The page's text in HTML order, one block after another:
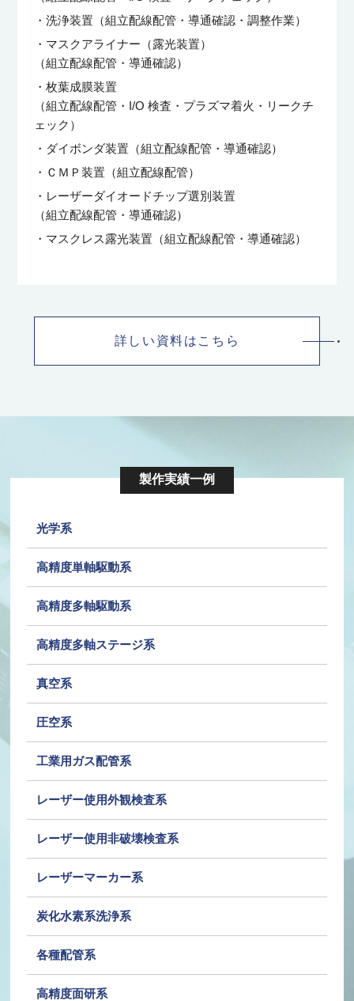
・洗浄装置（組立配線配管・導通確認・調整作業）
・マスクアライナー（露光装置）
（組立配線配管・導通確認）
・枚葉成膜装置
（組立配線配管・I/O 検査・プラズマ着火・リークチ
ェック）
・ダイボンダ装置（組立配線配管・導通確認）
・ＣＭＰ装置（組立配線配管）
・レーザーダイオードチップ選別装置
（組立配線配管・導通確認）
・マスクレス露光装置（組立配線配管・導通確認）
詳しい資料はこちら
製作実績一例
光学系
高精度単軸駆動系
高精度多軸駆動系
高精度多軸ステージ系
真空系
圧空系
工業用ガス配管系
レーザー使用外観検査系
レーザー使用非破壊検査系
レーザーマーカー系
炭化水素系洗浄系
各種配管系
高精度面研系